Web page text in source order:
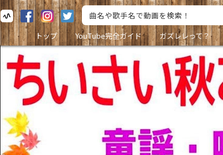
トップ
YouTube完全ガイド ガズレレって？